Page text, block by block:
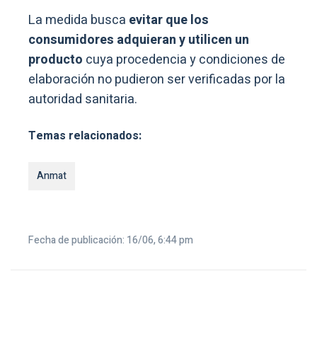
La medida busca evitar que los
consumidores adquieran y utilicen un
producto cuya procedencia y condiciones de
elaboración no pudieron ser verificadas por la
autoridad sanitaria.
Temas relacionados:
Anmat
Fecha de publicación: 16/06, 6:44 pm